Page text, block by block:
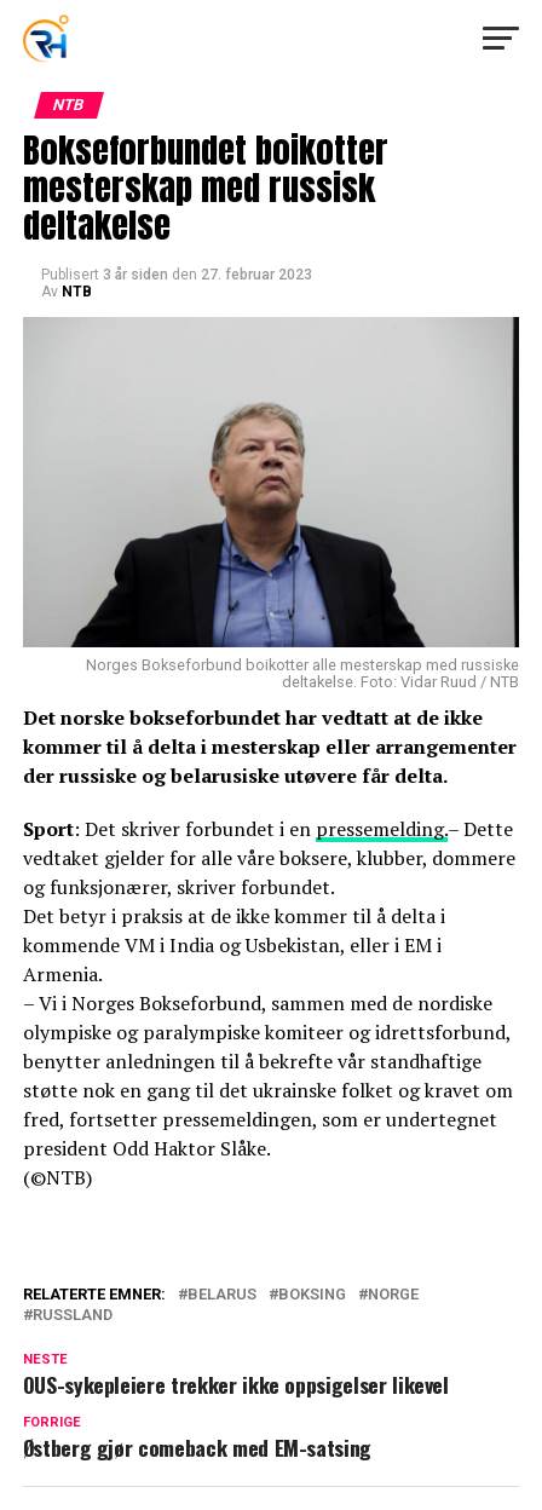
NTB
Bokseforbundet boikotter
mesterskap med russisk
deltakelse
Publisert 3 år siden den 27. februar 2023
Av NTB
Norges Bokseforbund boikotter alle mesterskap med russiske
deltakelse. Foto: Vidar Ruud / NTB
Det norske bokseforbundet har vedtatt at de ikke
kommer til å delta i mesterskap eller arrangementer
der russiske og belarusiske utøvere får delta.
Sport: Det skriver forbundet i en pressemelding.– Dette
vedtaket gjelder for alle våre boksere, klubber, dommere
og funksjonærer, skriver forbundet.
Det betyr i praksis at de ikke kommer til å delta i
kommende VM i India og Usbekistan, eller i EM i
Armenia.
– Vi i Norges Bokseforbund, sammen med de nordiske
olympiske og paralympiske komiteer og idrettsforbund,
benytter anledningen til å bekrefte vår standhaftige
støtte nok en gang til det ukrainske folket og kravet om
fred, fortsetter pressemeldingen, som er undertegnet
president Odd Haktor Slåke.
(©NTB)
RELATERTE EMNER: BELARUS BOKSING
NORGE
RUSSLAND
NESTE
OUS-sykepleiere trekker ikke oppsigelser likevel
FORRIGE
Østberg gjør comeback med EM-satsing